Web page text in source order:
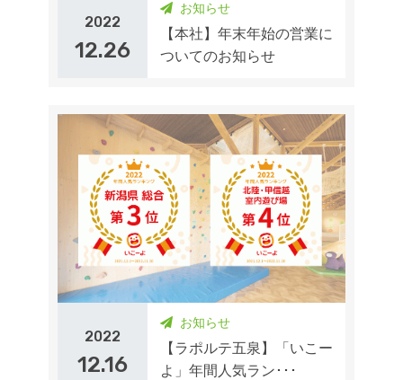
2022
12.26
お知らせ
【本社】年末年始の営業に
ついてのお知らせ
2022
12.16
お知らせ
【ラポルテ五泉】「いこー
よ」年間人気ラン･･･